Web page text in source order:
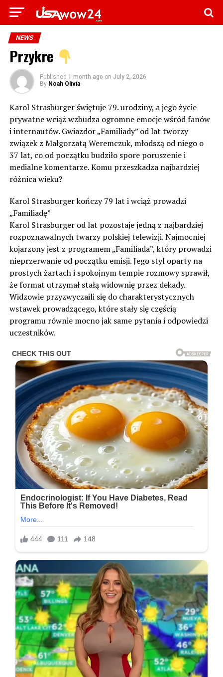
NEWS
Przykre
Published 1 month ago on July 2, 2026
By Noah Olivia
Karol Strasburger świętuje 79. urodziny, a jego życie
prywatne wciąż wzbudza ogromne emocje wśród fanów
i internautów. Gwiazdor „Familiady” od lat tworzy
związek z Małgorzatą Weremczuk, młodszą od niego o
37 lat, co od początku budziło spore poruszenie i
medialne komentarze. Komu przeszkadza najbardziej
różnica wieku?
Karol Strasburger kończy 79 lat i wciąż prowadzi
„Familiadę”
Karol Strasburger od lat pozostaje jedną z najbardziej
rozpoznawalnych twarzy polskiej telewizji. Najmocniej
kojarzony jest z programem „Familiada”, który prowadzi
nieprzerwanie od początku emisji. Jego styl oparty na
prostych żartach i spokojnym tempie rozmowy sprawił,
że format utrzymał stałą widownię przez dekady.
Widzowie przyzwyczaili się do charakterystycznych
wstawek prowadzącego, które stały się częścią
programu równie mocno jak same pytania i odpowiedzi
uczestników.